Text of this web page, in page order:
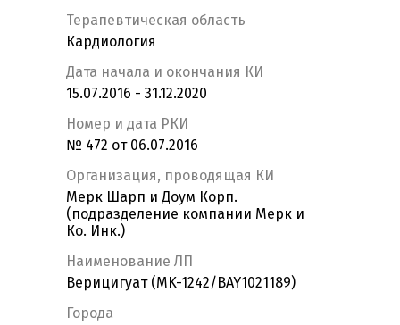
Терапевтическая область
Кардиология
Дата начала и окончания КИ
15.07.2016 - 31.12.2020
Номер и дата РКИ
№ 472 от 06.07.2016
Организация, проводящая КИ
Мерк Шарп и Доум Корп.
(подразделение компании Мерк и
Ко. Инк.)
Наименование ЛП
Верицигуат (MK-1242/BAY1021189)
Города